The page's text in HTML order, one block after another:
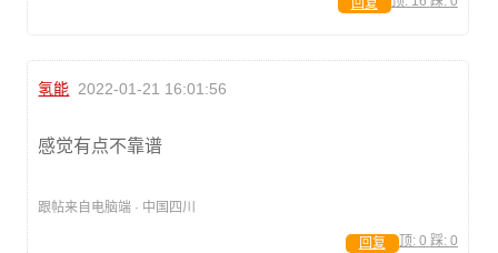
回复
氢能 2022-01-21 16:01:56
感觉有点不靠谱
跟帖来自电脑端 · 中国四川
顶: 0 踩: 0
回复